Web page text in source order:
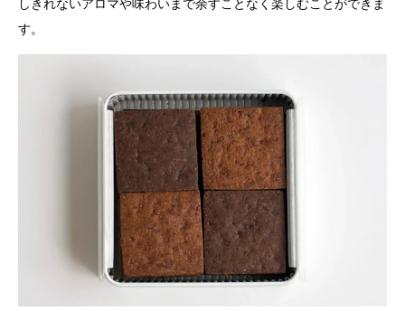
しきれないアロマや味わいまで余すことなく楽しむことができま
す。